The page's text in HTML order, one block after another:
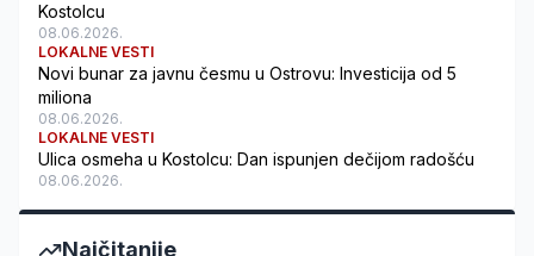
Kostolcu
08.06.2026.
LOKALNE VESTI
Novi bunar za javnu česmu u Ostrovu: Investicija od 5
miliona
08.06.2026.
LOKALNE VESTI
Ulica osmeha u Kostolcu: Dan ispunjen dečijom radošću
08.06.2026.
Najčitanije